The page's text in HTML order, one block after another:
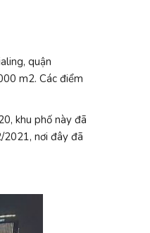
quận
m2. Các điểm
khu phố này đã
2021, nơi đây đã